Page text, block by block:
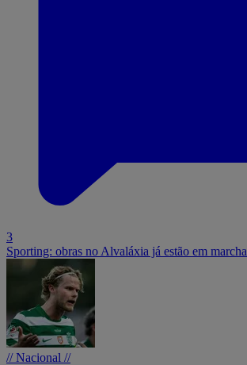
3
Sporting: obras no Alvaláxia já estão em marcha
// Nacional //